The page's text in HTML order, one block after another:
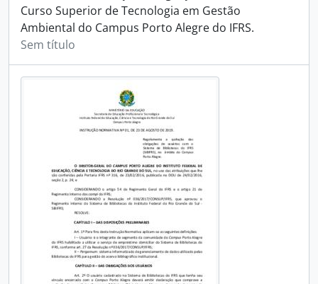
Curso Superior de Tecnologia em Gestão
Ambiental do Campus Porto Alegre do IFRS.
Sem título